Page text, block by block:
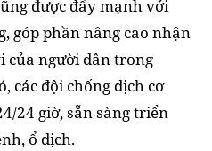
được đẩy mạnh với
góp phần nâng cao nhận
của người dân trong
các đội chống dịch cơ
24 giờ, sẵn sàng triển
ổ dịch.